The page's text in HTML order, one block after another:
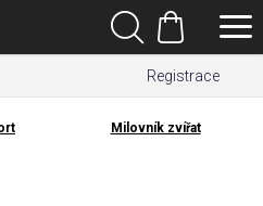
Registrace
Hledat
Nákupní
košík
Milovník zvířat